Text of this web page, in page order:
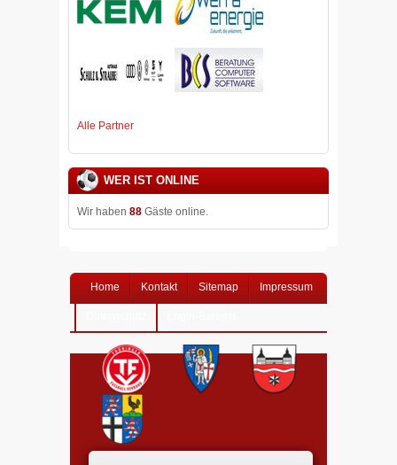
Alle Partner
WER IST ONLINE
Wir haben 88 Gäste online.
Home Kontakt Sitemap Impressum